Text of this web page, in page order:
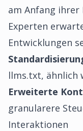
am Anfang ihrer
Experten
Entwicklungen
llms.txt, ähnlich
Erweiterte
granularere
Interaktionen